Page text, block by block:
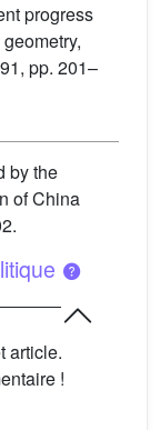
progress
pp. 201–
by the
of China
article.
!